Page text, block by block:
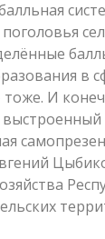
в
тоже. И